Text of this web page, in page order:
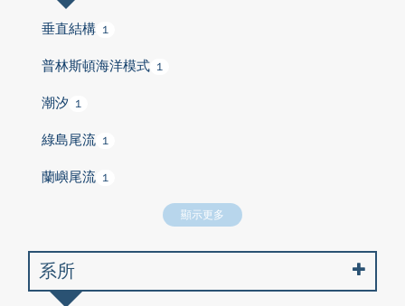
垂直結構 1
普林斯頓海洋模式 1
潮汐 1
綠島尾流 1
蘭嶼尾流 1
顯示更多
系所